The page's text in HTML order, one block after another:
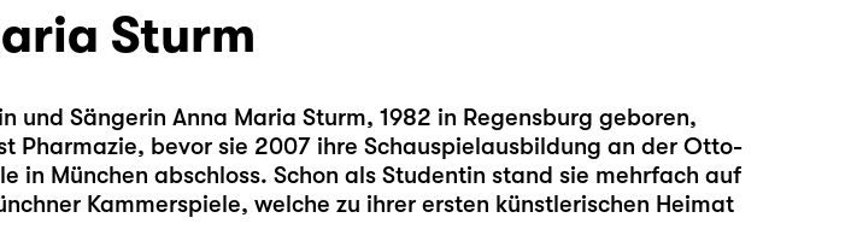
Sturm
und Sängerin Anna Maria Sturm, 1982 in Regensburg geboren,
Pharmazie, bevor sie 2007 ihre Schauspielausbildung an der Otto-
in München abschloss. Schon als Studentin stand sie mehrfach auf
Kammerspiele, welche zu ihrer ersten künstlerischen Heimat